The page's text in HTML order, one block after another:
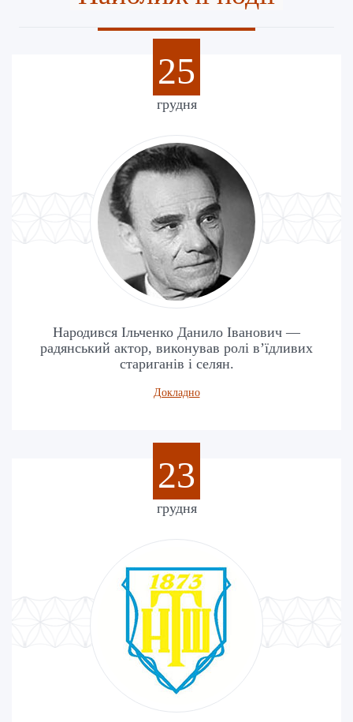
25
грудня
Народився Ільченко Данило Іванович —
радянський актор, виконував ролі в’їдливих
стариганів і селян.
Докладно
23
грудня